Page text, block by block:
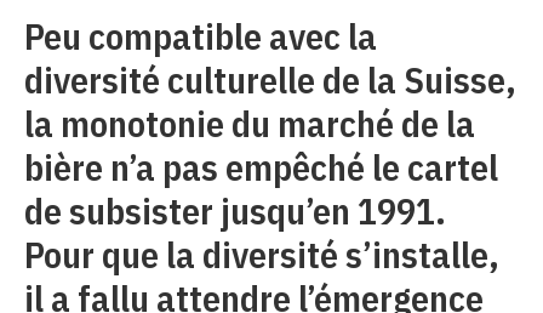
Peu compatible avec la
diversité culturelle de la Suisse,
la monotonie du marché de la
bière n’a pas empêché le cartel
de subsister jusqu’en 1991.
Pour que la diversité s’installe,
il a fallu attendre l’émergence